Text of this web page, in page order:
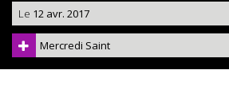
Le 12 avr. 2017
Mercredi Saint